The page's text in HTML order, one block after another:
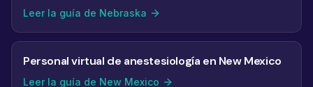
Leer la guía de Nebraska
Personal virtual de anestesiología en New Mexico
Leer la guía de New Mexico